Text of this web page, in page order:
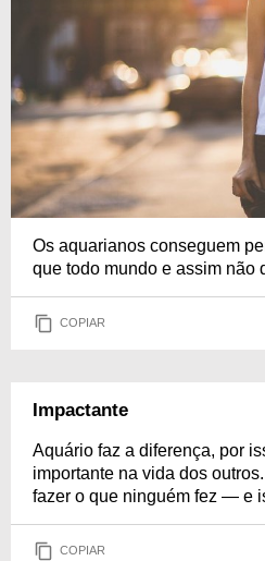
Os aquarianos conseguem
que todo mundo e assim não
COPIAR
Impactante
Aquário faz a diferença, por
importante na vida dos
fazer o que ninguém fez — e
COPIAR